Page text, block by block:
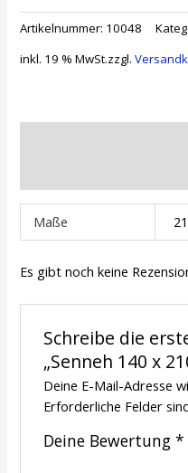
Artikelnummer: 10048
inkl. 19 % MwSt.zzgl.
Maße
Es gibt noch keine
Schreibe die
„Senneh 140 x
Deine E-Mail-Adresse
Erforderliche Felder
Deine Bewertung *